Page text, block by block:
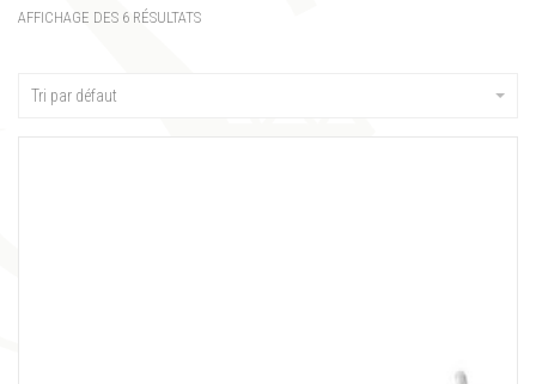
AFFICHAGE DES 6 RÉSULTATS
Tri par défaut